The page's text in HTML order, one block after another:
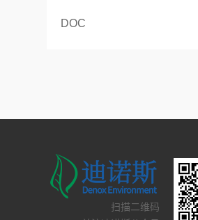
DOC
扫描二维码